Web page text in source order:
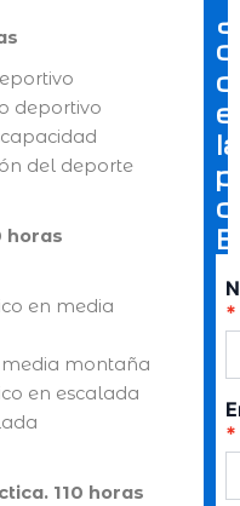
deportivo
del deporte
horas
en media
media montaña
en escalada
110 horas
la